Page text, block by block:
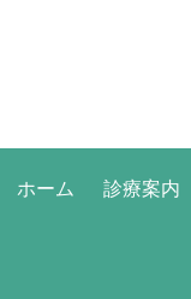
ホーム 診療案内